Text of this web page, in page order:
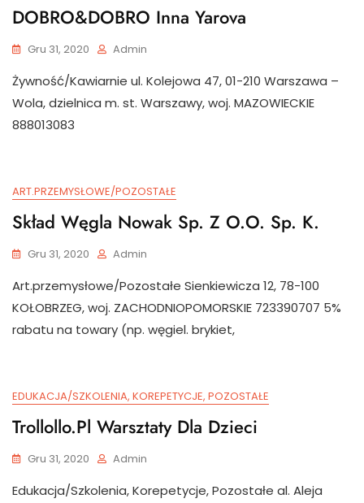
DOBRO&DOBRO Inna Yarova
Gru 31, 2020 Admin
Żywność/Kawiarnie ul. Kolejowa 47, 01-210 Warszawa –
Wola, dzielnica m. st. Warszawy, woj. MAZOWIECKIE
888013083
ART.PRZEMYSŁOWE/POZOSTAŁE
Skład Węgla Nowak Sp. Z O.o. Sp. K.
Gru 31, 2020 Admin
Art.przemysłowe/Pozostałe Sienkiewicza 12, 78-100
KOŁOBRZEG, woj. ZACHODNIOPOMORSKIE 723390707 5%
rabatu na towary (np. węgiel. brykiet,
EDUKACJA/SZKOLENIA, KOREPETYCJE, POZOSTAŁE
Trollollo.pl Warsztaty Dla Dzieci
Gru 31, 2020 Admin
Edukacja/Szkolenia, Korepetycje, Pozostałe al. Aleja